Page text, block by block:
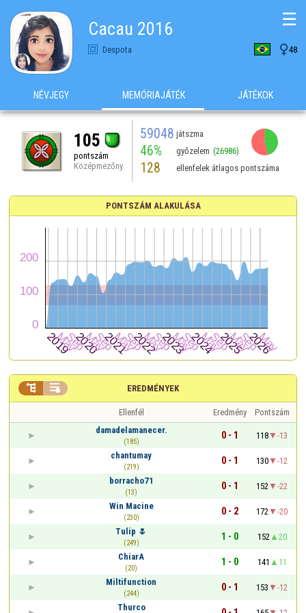
Cacau 2016
Despota 48
☰
NÉVJEGY MEMÓRIAJÁTÉK JÁTÉKOK
105
pontszám
Középmezőny
59048 játszma
46% győzelem (26986)
128 ellenfelek átlagos pontszáma
PONTSZÁM ALAKULÁSA
EREDMÉNYEK
 
Ellenfél Eredmény
Pontszám
damadelamanecer.
(185)
0 - 1 118
-13
chantumay
(219)
0 - 1 130
-12
borracho71
(13)
0 - 1 152
-22
Win Macine
(230)
0 - 2 172
-20
Tulip 🌷
(249)
1 - 0 152
20
ChiarA
(20)
1 - 0 141
11
Miltifunction
(244)
0 - 1 153
-12
Thurco